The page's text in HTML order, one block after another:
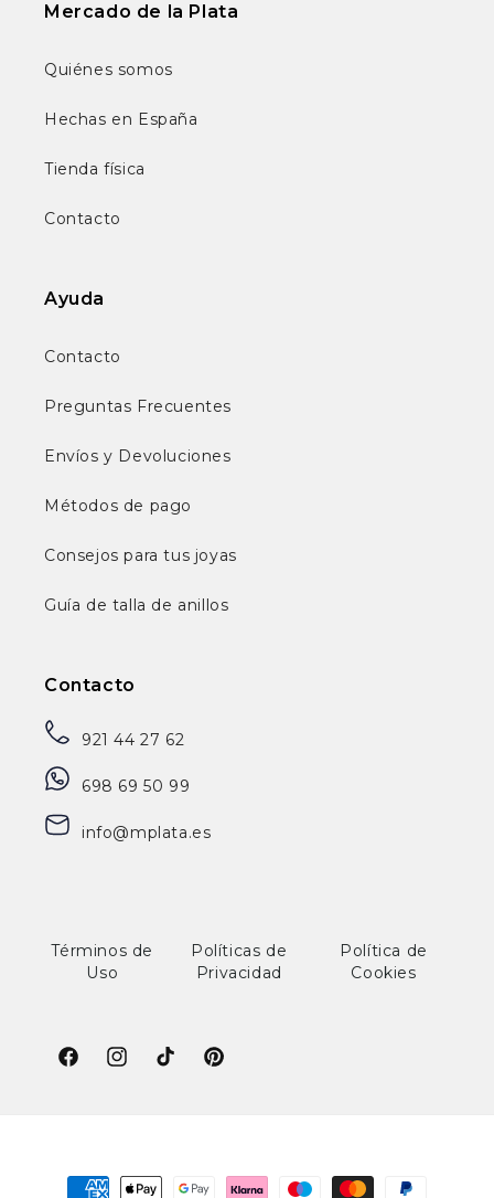
Mercado de la Plata
Quiénes somos
Hechas en España
Tienda física
Contacto
Ayuda
Contacto
Preguntas Frecuentes
Envíos y Devoluciones
Métodos de pago
Consejos para tus joyas
Guía de talla de anillos
Contacto
921 44 27 62
698 69 50 99
info@mplata.es
Términos de
Uso
Políticas de
Privacidad
Política de
Cookies
FacebookInstagram
TikTok Pinterest
Formas